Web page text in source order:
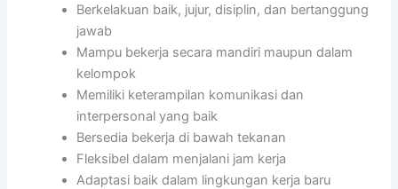
Berkelakuan baik, jujur, disiplin, dan bertanggung
jawab
Mampu bekerja secara mandiri maupun dalam
kelompok
Memiliki keterampilan komunikasi dan
interpersonal yang baik
Bersedia bekerja di bawah tekanan
Fleksibel dalam menjalani jam kerja
Adaptasi baik dalam lingkungan kerja baru